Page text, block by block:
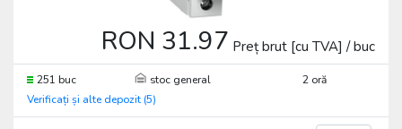
RON 31.97 Preț brut [cu TVA] / buc
251 buc stoc general
2 oră
Verificați și alte depozit (5)